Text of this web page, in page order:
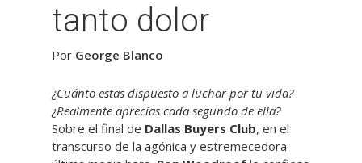
tanto dolor
Por George Blanco
¿Cuánto estas dispuesto a luchar por tu vida?
¿Realmente aprecias cada segundo de ella?
Sobre el final de Dallas Buyers Club, en el
transcurso de la agónica y estremecedora